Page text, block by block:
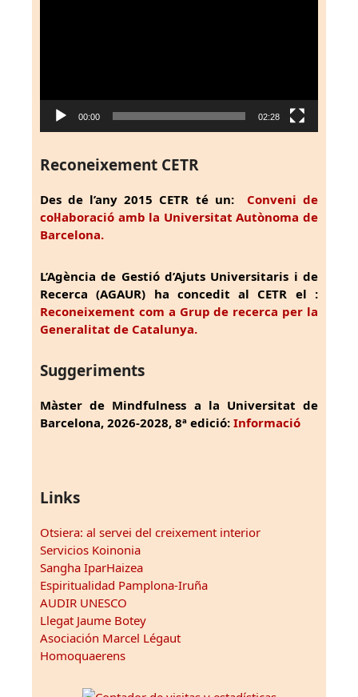
00:00 02:28
Reconeixement CETR
Des de l’any 2015 CETR té un: Conveni de
col·laboració amb la Universitat Autònoma de
Barcelona.
L’Agència de Gestió d’Ajuts Universitaris i de
Recerca (AGAUR) ha concedit al CETR el :
Reconeixement com a Grup de recerca per la
Generalitat de Catalunya.
Suggeriments
Màster de Mindfulness a la Universitat de
Barcelona, 2026-2028, 8ª edició: Informació
Links
Otsiera: al servei del creixement interior
Servicios Koinonia
Sangha IparHaizea
Espiritualidad Pamplona-Iruña
AUDIR UNESCO
Llegat Jaume Botey
Asociación Marcel Légaut
Homoquaerens